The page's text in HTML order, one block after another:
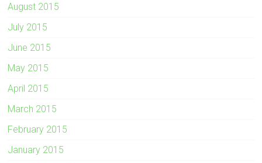
August 2015
July 2015
June 2015
May 2015
April 2015
March 2015
February 2015
January 2015